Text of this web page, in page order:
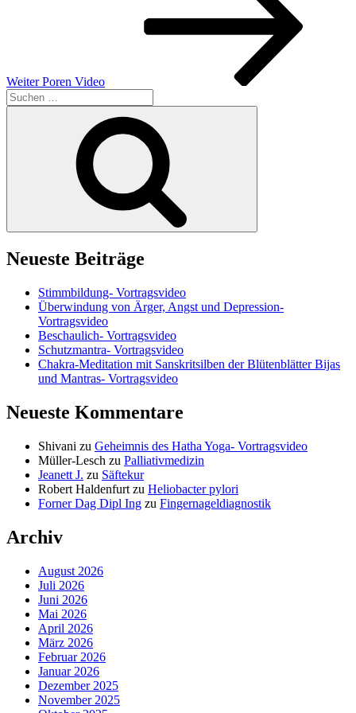
Weiter Poren Video
Suchen
nach:
Neueste Beiträge
Stimmbildung- Vortragsvideo
Überwindung von Ärger, Angst und Depression-
Vortragsvideo
Beschaulich- Vortragsvideo
Schutzmantra- Vortragsvideo
Chakra-Meditation mit Sanskritsilben der Blütenblätter Bijas
und Mantras- Vortragsvideo
Neueste Kommentare
Shivani zu Geheimnis des Hatha Yoga- Vortragsvideo
Müller-Lesch zu Palliativmedizin
Jeanett J. zu Säftekur
Robert Haldenfurt zu Heliobacter pylori
Forner Dag Dipl Ing zu Fingernageldiagnostik
Archiv
August 2026
Juli 2026
Juni 2026
Mai 2026
April 2026
März 2026
Februar 2026
Januar 2026
Dezember 2025
November 2025